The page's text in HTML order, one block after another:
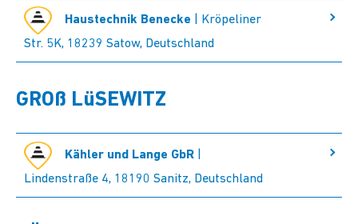
Haustechnik Benecke | Kröpeliner
Str. 5K, 18239 Satow, Deutschland
GROß LüSEWITZ
Kähler und Lange GbR
Lindenstraße 4, 18190 Sanitz, Deutschland